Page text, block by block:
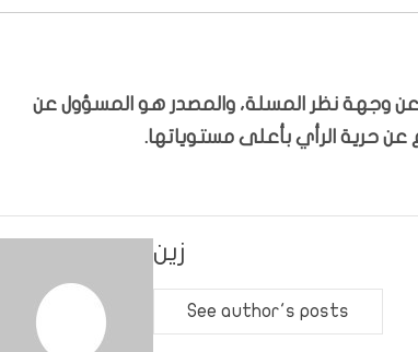
عن وجهة نظر المسلة، والمصدر هو المسؤول عن
عن حرية الرأي بأعلى مستوياتها.
زين
See author's posts